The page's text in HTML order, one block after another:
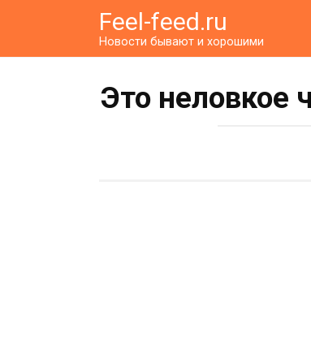
Feel-feed.ru
Новости бывают и хорошими
Это неловкое